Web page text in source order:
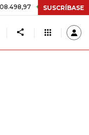
+$ 8.753,81 +2,19%
SUSCRÍBASE